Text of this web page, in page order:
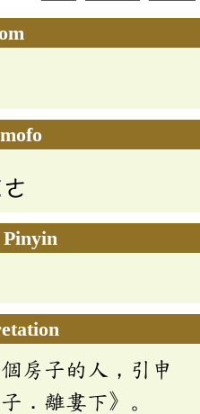
ㄜ
房子的人，引申
．離婁下》。